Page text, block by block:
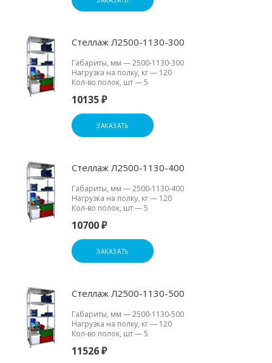
Стеллаж Л2500-1130-300
Габариты, мм —2500-1130-300
Нагрузка на полку, кг— 120
Кол-во полок, шт—5
10135 ₽
ЗАКАЗАТЬ
Стеллаж Л2500-1130-400
Габариты, мм —2500-1130-400
Нагрузка на полку, кг— 120
Кол-во полок, шт—5
10700 ₽
ЗАКАЗАТЬ
Стеллаж Л2500-1130-500
Габариты, мм —2500-1130-500
Нагрузка на полку, кг— 120
Кол-во полок, шт—5
11526 ₽